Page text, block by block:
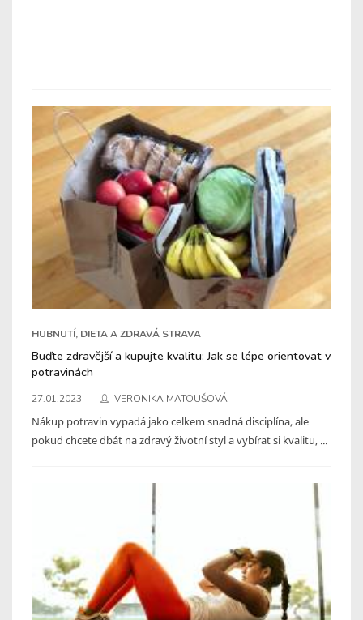
HUBNUTÍ, DIETA A ZDRAVÁ STRAVA
Buďte zdravější a kupujte kvalitu: Jak se lépe orientovat v
potravinách
27.01.2023 VERONIKA MATOUŠOVÁ
Nákup potravin vypadá jako celkem snadná disciplína, ale
pokud chcete dbát na zdravý životní styl a vybírat si kvalitu, ...